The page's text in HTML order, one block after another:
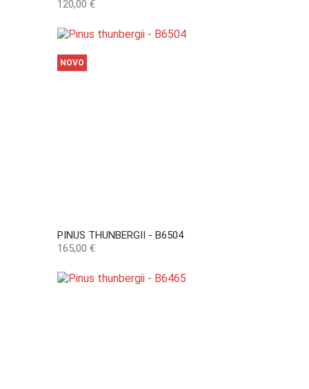
Preço
120,00 €
PINUS THUNBERGII - B6504
Preço
165,00 €
NOVO